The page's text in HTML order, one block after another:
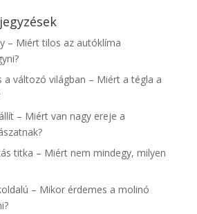
– Miért tilos az autóklíma
a változó világban – Miért a tégla a
– Miért van nagy ereje a
titka – Miért nem mindegy, milyen
– Mikor érdemes a molinó